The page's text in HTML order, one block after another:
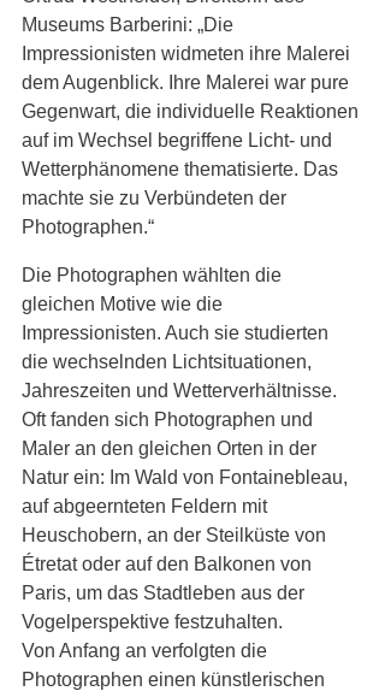
Museums Barberini: „Die
Impressionisten widmeten ihre Malerei
dem Augenblick. Ihre Malerei war pure
Gegenwart, die individuelle Reaktionen
auf im Wechsel begriffene Licht- und
Wetterphänomene thematisierte. Das
machte sie zu Verbündeten der
Photographen.“
Die Photographen wählten die
gleichen Motive wie die
Impressionisten. Auch sie studierten
die wechselnden Lichtsituationen,
Jahreszeiten und Wetterverhältnisse.
Oft fanden sich Photographen und
Maler an den gleichen Orten in der
Natur ein: Im Wald von Fontainebleau,
auf abgeernteten Feldern mit
Heuschobern, an der Steilküste von
Étretat oder auf den Balkonen von
Paris, um das Stadtleben aus der
Vogelperspektive festzuhalten.
Von Anfang an verfolgten die
Photographen einen künstlerischen